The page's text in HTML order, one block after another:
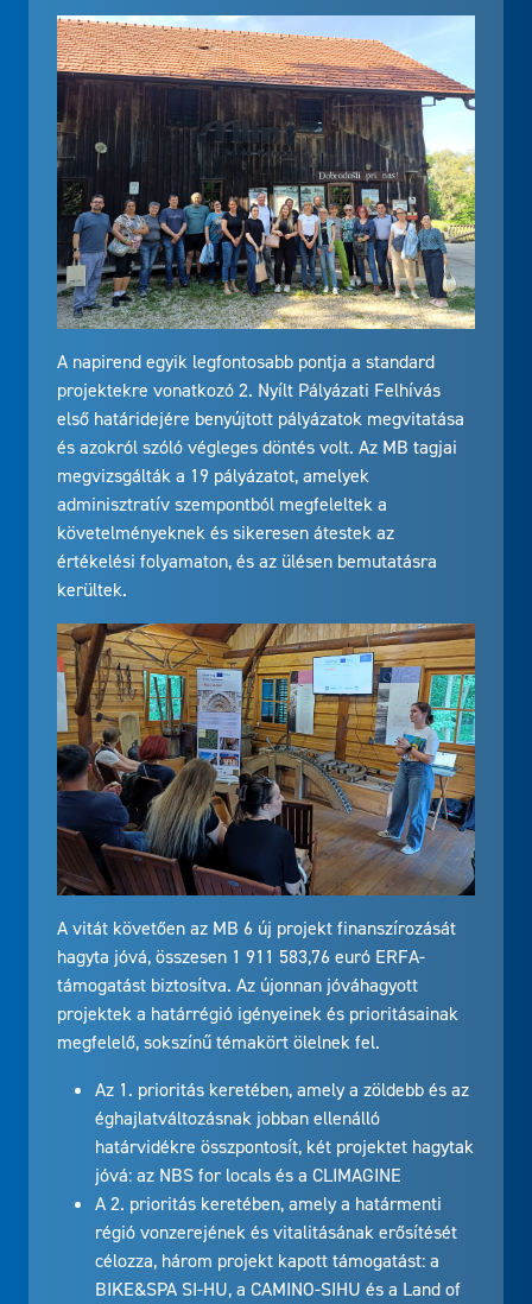
A napirend egyik legfontosabb pontja a standard
projektekre vonatkozó 2. Nyílt Pályázati Felhívás
első határidejére benyújtott pályázatok megvitatása
és azokról szóló végleges döntés volt. Az MB tagjai
megvizsgálták a 19 pályázatot, amelyek
adminisztratív szempontból megfeleltek a
követelményeknek és sikeresen átestek az
értékelési folyamaton, és az ülésen bemutatásra
kerültek.
A vitát követően az MB 6 új projekt finanszírozását
hagyta jóvá, összesen 1 911 583,76 euró ERFA-
támogatást biztosítva. Az újonnan jóváhagyott
projektek a határrégió igényeinek és prioritásainak
megfelelő, sokszínű témakört ölelnek fel.
Az 1. prioritás keretében, amely a zöldebb és az
éghajlatváltozásnak jobban ellenálló
határvidékre összpontosít, két projektet hagytak
jóvá: az NBS for locals és a CLIMAGINE
A 2. prioritás keretében, amely a határmenti
régió vonzerejének és vitalitásának erősítését
célozza, három projekt kapott támogatást: a
BIKE&SPA SI-HU, a CAMINO-SIHU és a Land of